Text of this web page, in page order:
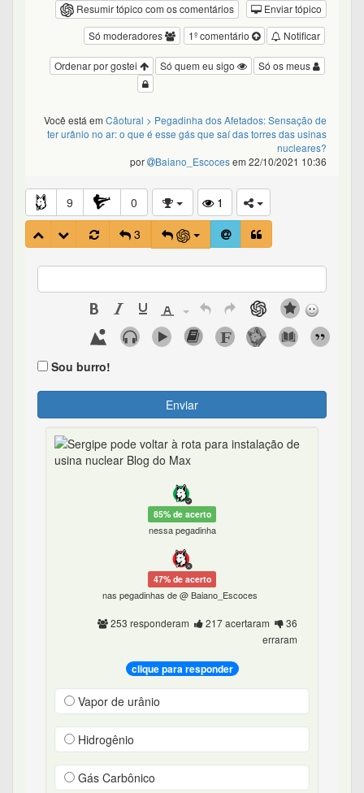
Resumir tópico com os comentários
Enviar tópico
Notificar
1º comentário
Só moderadores
Só os meus
Só quem eu sigo
Ordenar por gostei
Você está em Cãotural > Pegadinha dos Afetados: Sensação de
ter urânio no ar: o que é esse gás que saí das torres das usinas
nucleares?
por
Baiano_Escocesem 22/10/2021 10:36
9 0
1
3
Sou burro!
Enviar
85% de acerto
nessa pegadinha
47% de acerto
nas pegadinhas de @ Baiano_Escoces
253 responderam 217 acertaram
36
erraram
clique para responder
Vapor de urânio
Hidrogênio
Gás Carbônico